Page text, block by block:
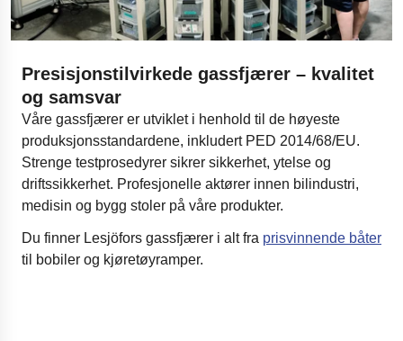
Presisjonstilvirkede gassfjærer – kvalitet
og samsvar
Våre gassfjærer er utviklet i henhold til de høyeste
produksjonsstandardene, inkludert PED 2014/68/EU.
Strenge testprosedyrer sikrer sikkerhet, ytelse og
driftssikkerhet. Profesjonelle aktører innen bilindustri,
medisin og bygg stoler på våre produkter.
Du finner Lesjöfors gassfjærer i alt fra prisvinnende båter
til bobiler og kjøretøyramper.